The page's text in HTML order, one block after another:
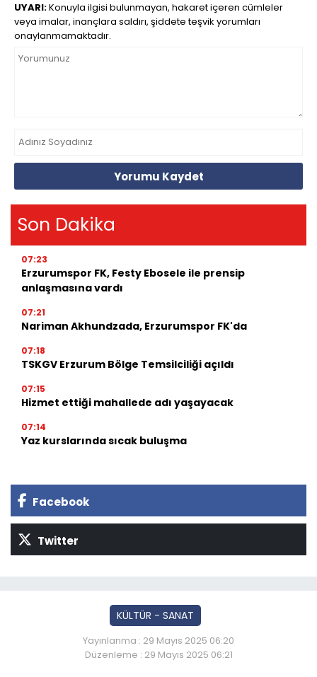
UYARI:Konuyla ilgisi bulunmayan, hakaret içeren cümleler
veya imalar, inançlara saldırı, şiddete teşvik yorumları
onaylanmamaktadır.
Yorumu Kaydet
Son Dakika
07:23
Erzurumspor FK, Festy Ebosele ile prensip
anlaşmasına vardı
07:21
Nariman Akhundzada, Erzurumspor FK'da
07:18
TSKGV Erzurum Bölge Temsilciliği açıldı
07:15
Hizmet ettiği mahallede adı yaşayacak
07:14
Yaz kurslarında sıcak buluşma
Facebook
Twitter
KÜLTÜR - SANAT
Yayınlanma : 29 Mayıs 2025 06:20
Düzenleme : 29 Mayıs 2025 06:21